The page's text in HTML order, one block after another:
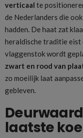
verticaal te
de Nederlanders die
hadden. De haat zat
heraldische traditie eist
vlaggenstok wordt
zwart en rood van
zo moeilijk laat
gebleven.
laatste